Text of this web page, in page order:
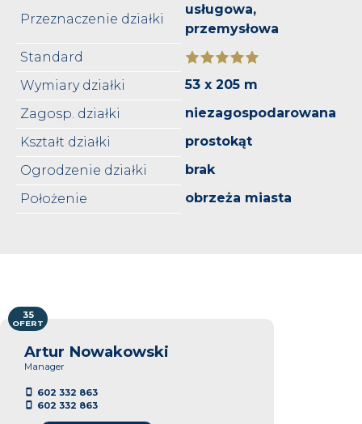
Przeznaczenie działki
usługowa,
przemysłowa
Standard
Wymiary działki
53 x 205 m
Zagosp. działki
niezagospodarowana
Kształt działki
prostokąt
Ogrodzenie działki
brak
Położenie
obrzeża miasta
Artur Nowakowski
Manager
602 332 863
602 332 863
35
OFERT